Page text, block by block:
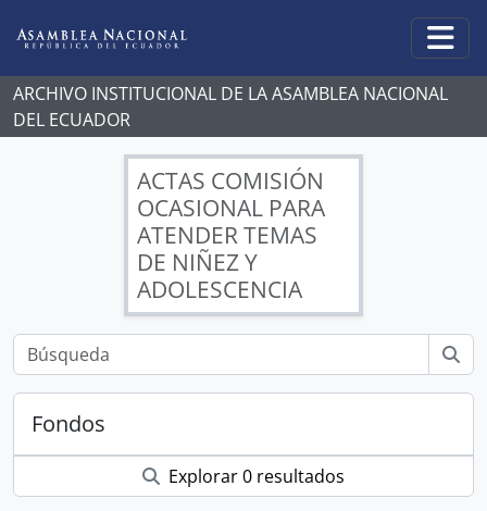
ARCHIVO INSTITUCIONAL DE LA ASAMBLEA NACIONAL
DEL ECUADOR
ACTAS COMISIÓN
OCASIONAL PARA
ATENDER TEMAS
DE NIÑEZ Y
ADOLESCENCIA
Fondos
Explorar 0 resultados